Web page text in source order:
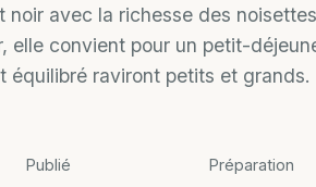
noir avec la richesse des
elle convient pour un petit-
équilibré raviront petits et grands.
Publié Préparation